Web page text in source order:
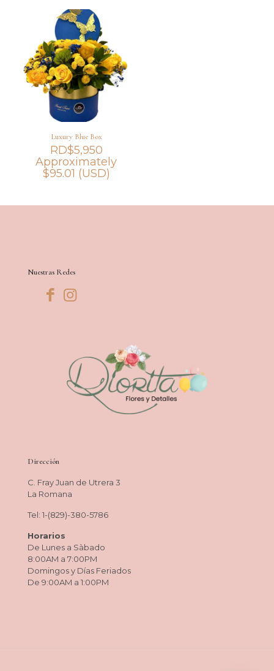
Luxury Blue Box
RD$5,950
Approximately
$95.01 (USD)
Nuestras Redes
Dirección
C. Fray Juan de Utrera 3
La Romana
Tel: 1-(829)-380-5786
Horarios
De Lunes a Sàbado
8:00AM a 7:00PM
Domingos y Días Feriados
De 9:00AM a 1:00PM